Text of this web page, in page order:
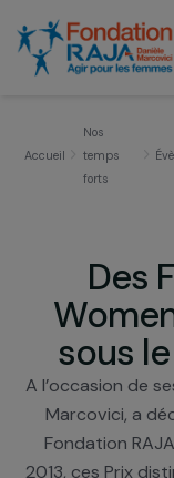
temps
Des
sous
A l’occasion
Marcovici, a